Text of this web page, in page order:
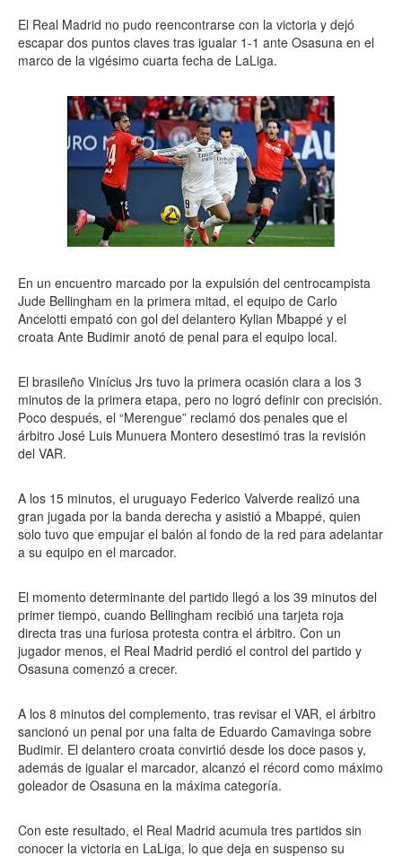
El Real Madrid no pudo reencontrarse con la victoria y dejó
escapar dos puntos claves tras igualar 1-1 ante Osasuna en el
marco de la vigésimo cuarta fecha de LaLiga.
En un encuentro marcado por la expulsión del centrocampista
Jude Bellingham en la primera mitad, el equipo de Carlo
Ancelotti empató con gol del delantero Kylian Mbappé y el
croata Ante Budimir anotó de penal para el equipo local.
El brasileño Vinícius Jrs tuvo la primera ocasión clara a los 3
minutos de la primera etapa, pero no logró definir con precisión.
Poco después, el “Merengue” reclamó dos penales que el
árbitro José Luis Munuera Montero desestimó tras la revisión
del VAR.
A los 15 minutos, el uruguayo Federico Valverde realizó una
gran jugada por la banda derecha y asistió a Mbappé, quien
solo tuvo que empujar el balón al fondo de la red para adelantar
a su equipo en el marcador.
El momento determinante del partido llegó a los 39 minutos del
primer tiempo, cuando Bellingham recibió una tarjeta roja
directa tras una furiosa protesta contra el árbitro. Con un
jugador menos, el Real Madrid perdió el control del partido y
Osasuna comenzó a crecer.
A los 8 minutos del complemento, tras revisar el VAR, el árbitro
sancionó un penal por una falta de Eduardo Camavinga sobre
Budimir. El delantero croata convirtió desde los doce pasos y,
además de igualar el marcador, alcanzó el récord como máximo
goleador de Osasuna en la máxima categoría.
Con este resultado, el Real Madrid acumula tres partidos sin
conocer la victoria en LaLiga, lo que deja en suspenso su